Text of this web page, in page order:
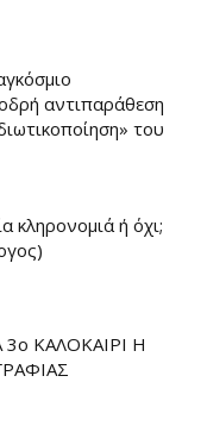
αντιπαράθεση
του
κληρονομιά ή όχι;
3ο ΚΑΛΟΚΑΙΡΙ Η